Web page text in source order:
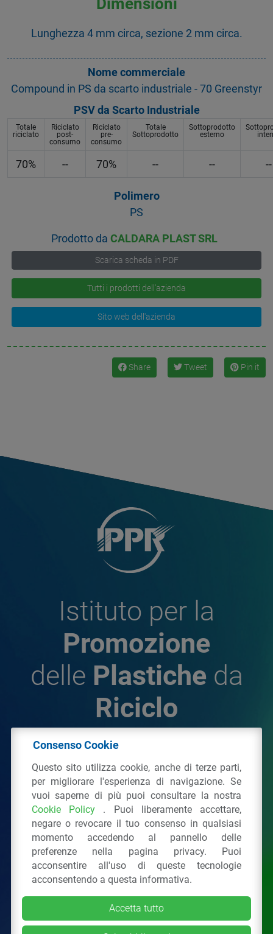
Lunghezza 4 mm circa, sezione 2 mm circa.
Nome commerciale
Compound in PS da scarto industriale - 70 Greenstyr
PSV da Scarto Industriale
Totale
riciclato
Riciclato
post-
consumo
Riciclato
pre-
consumo
Totale
Sottoprodotto
Sottoprodotto
esterno
70% -- 70% -- -- --
Polimero
PS
Prodotto da CALDARA PLAST SRL
Scarica scheda in PDF
Tutti i prodotti dell'azienda
Sito web dell'azienda
Share Tweet Pin it
Istituto per la
Promozione
delle Plastiche da
Riciclo
Plastiche da Riciclo
C.F. 97381090154
Via San Vittore 36 20123Milano (MI)
Tel.: 02 43928225.
Tutti i diritti riservati Privacy Policy &Cookie
Consenso Cookie
Questo sito utilizza cookie, anche di terze parti,
per migliorare l'esperienza di navigazione. Se
vuoi saperne di più puoi consultare la nostra
Cookie Policy . Puoi liberamente accettare,
negare o revocare il tuo consenso in qualsiasi
momento accedendo al pannello delle
preferenze nella pagina privacy. Puoi
acconsentire all'uso di queste tecnologie
acconsentendo a questa informativa.
Accetta tutto